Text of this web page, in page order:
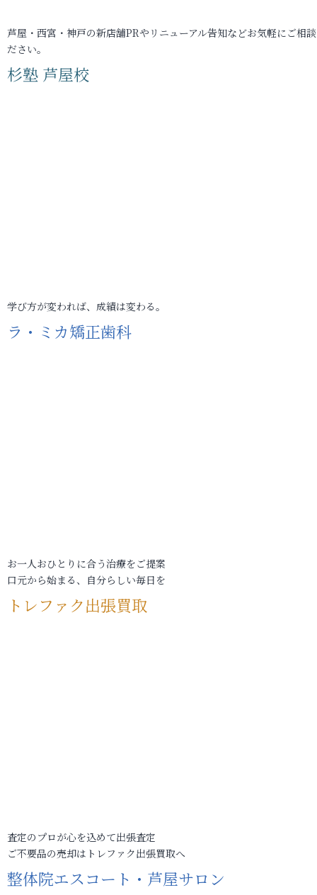
芦屋・西宮・神戸の新店舗PRやリニューアル告知などお気軽にご相
ださい。
杉塾 芦屋校
学び方が変われば、成績は変わる。
ラ・ミカ矯正歯科
お一人おひとりに合う治療をご提案
口元から始まる、自分らしい毎日を
トレファク出張買取
査定のプロが心を込めて出張査定
ご不要品の売却はトレファク出張買取へ
整体院エスコート・芦屋サロン